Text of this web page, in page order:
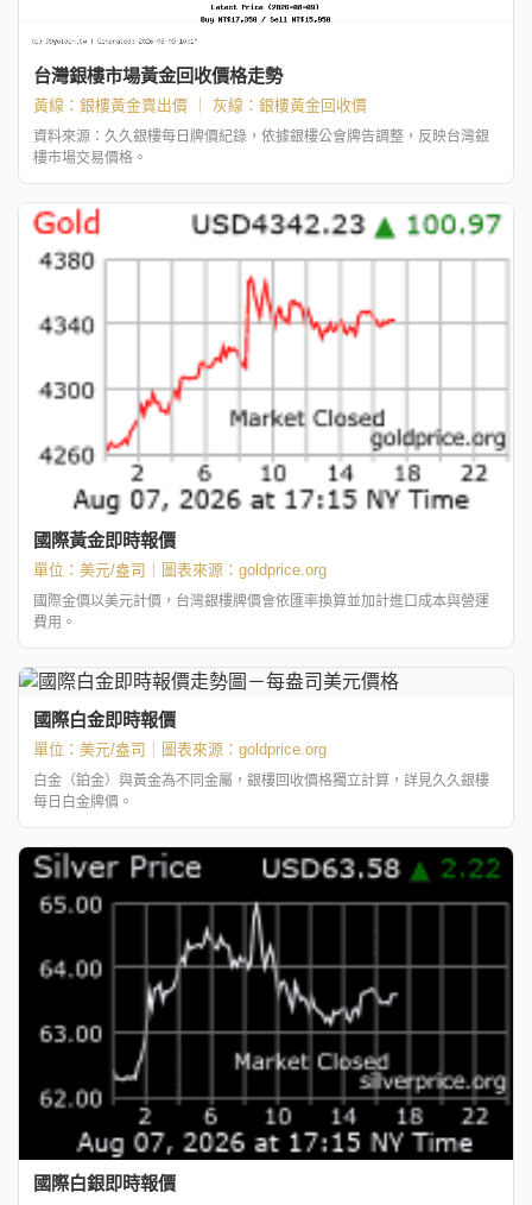
台灣銀樓市場黃金回收價格走勢
黃線：銀樓黃金賣出價 ｜ 灰線：銀樓黃金回收價
資料來源：久久銀樓每日牌價紀錄，依據銀樓公會牌告調整，反映台灣銀
樓市場交易價格。
國際黃金即時報價
單位：美元/盎司｜圖表來源： goldprice.org
國際金價以美元計價，台灣銀樓牌價會依匯率換算並加計進口成本與營運
費用。
國際白金即時報價
單位：美元/盎司｜圖表來源： goldprice.org
白金（鉑金）與黃金為不同金屬，銀樓回收價格獨立計算，詳見久久銀樓
每日白金牌價。
國際白銀即時報價